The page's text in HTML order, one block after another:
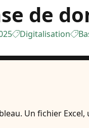
de
Digitalisation
Un fichier